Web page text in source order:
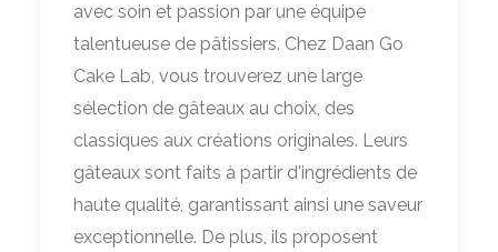
avec soin et passion par une équipe
talentueuse de pâtissiers. Chez Daan Go
Cake Lab, vous trouverez une large
sélection de gâteaux au choix, des
classiques aux créations originales. Leurs
gâteaux sont faits à partir d'ingrédients de
haute qualité, garantissant ainsi une saveur
exceptionnelle. De plus, ils proposent